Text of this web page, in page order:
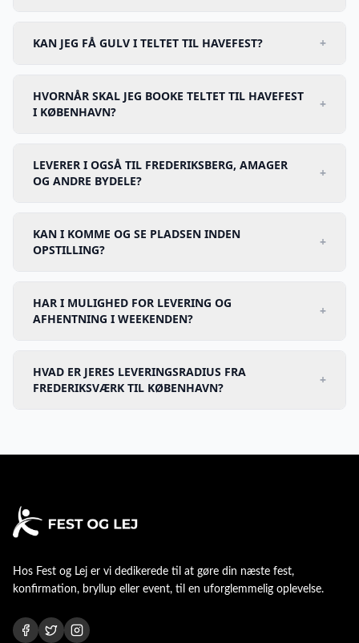
KAN JEG FÅ GULV I TELTET TIL HAVEFEST? +
HVORNÅR SKAL JEG BOOKE TELTET TIL HAVEFEST
I KØBENHAVN?
+
LEVERER I OGSÅ TIL FREDERIKSBERG, AMAGER
OG ANDRE BYDELE?
+
KAN I KOMME OG SE PLADSEN INDEN
OPSTILLING?
+
HAR I MULIGHED FOR LEVERING OG
AFHENTNING I WEEKENDEN?
+
HVAD ER JERES LEVERINGSRADIUS FRA
FREDERIKSVÆRK TIL KØBENHAVN?
+
Hos Fest og Lej er vi dedikerede til at gøre din næste fest,
konfirmation, bryllup eller event, til en uforglemmelig oplevelse.